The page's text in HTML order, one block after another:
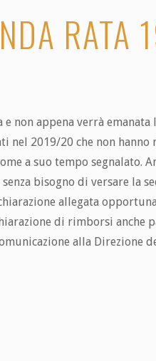
RATA
e non appena verrà
2019/20 che non
a suo tempo
bisogno di versare la
allegata
di rimborsi
alla Direzione